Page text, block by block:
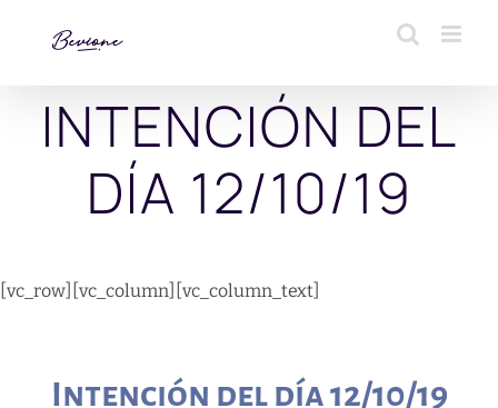
INTENCIÓN DEL
DÍA 12/10/19
[vc_row][vc_column][vc_column_text]
Intención del día 12/10/19